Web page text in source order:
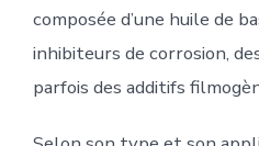
composée d’une huile de
inhibiteurs de corrosion,
parfois des additifs